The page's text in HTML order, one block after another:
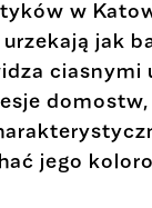
w
jak
jego